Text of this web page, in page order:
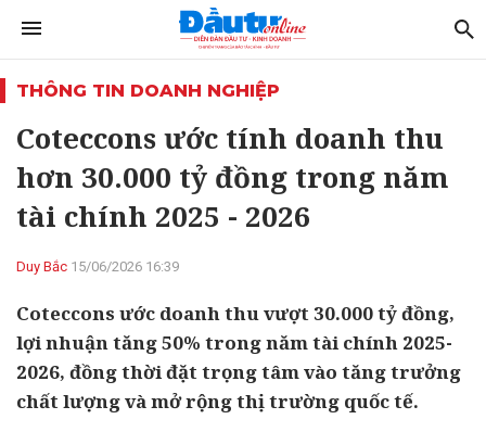
THÔNG TIN DOANH NGHIỆP
Coteccons ước tính doanh thu
hơn 30.000 tỷ đồng trong năm
tài chính 2025 - 2026
Duy Bắc 15/06/2026 16:39
Coteccons ước doanh thu vượt 30.000 tỷ đồng,
lợi nhuận tăng 50% trong năm tài chính 2025-
2026, đồng thời đặt trọng tâm vào tăng trưởng
chất lượng và mở rộng thị trường quốc tế.